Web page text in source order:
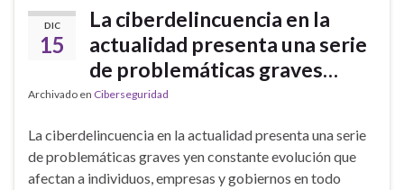
DIC
15
La ciberdelincuencia en la
actualidad presenta una serie
de problemáticas graves…
Archivado en Ciberseguridad
La ciberdelincuencia en la actualidad presenta una serie
de problemáticas graves yen constante evolución que
afectan a individuos, empresas y gobiernos en todo